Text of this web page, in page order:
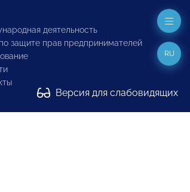
деятельность
защите прав предпринимателей
Версия для слабовидящих
RU